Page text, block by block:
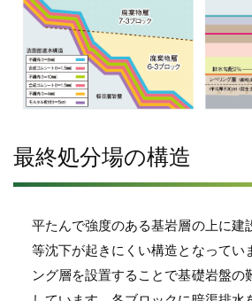
最終処分場の構造
平たんで強度のある基岩層の上に建
等沈下が起きにくい構造となってい
ング層を設置することで基礎岩盤の